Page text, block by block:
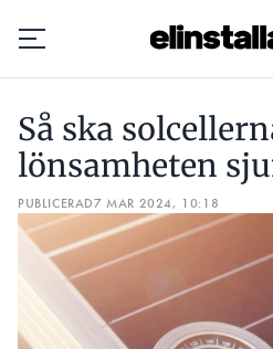
Prenumerera
Hantera
Lediga jobb
Annonsera
Så ska
lönsamheten
PUBLICERAD7 MAR 2024, 10:18